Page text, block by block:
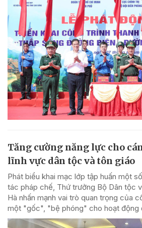
Tăng cường năng lực cho
lĩnh vực dân tộc và tôn giáo
Phát biểu khai mạc lớp tập huấn một
tác pháp chế, Thứ trưởng Bộ Dân tộc
Hà nhấn mạnh vai trò quan trọng của
một "gốc", "bệ phóng" cho hoạt động